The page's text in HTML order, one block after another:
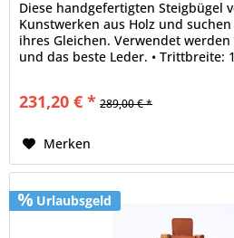
Diese handgefertigten Steigbügel
Kunstwerken aus Holz und
ihres Gleichen. Verwendet
und das beste Leder. • Trittbreite:
231,20 € * 289,00 € *
Merken
Urlaubsgeld